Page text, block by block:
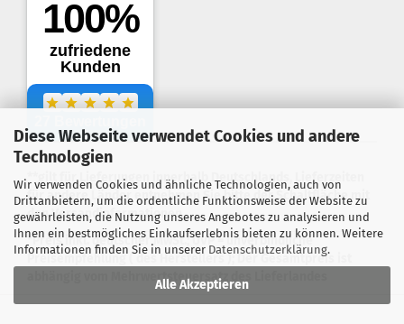
Diese Webseite verwendet Cookies und andere
Technologien
Wir verwenden Cookies und ähnliche Technologien, auch von
Drittanbietern, um die ordentliche Funktionsweise der Website zu
gewährleisten, die Nutzung unseres Angebotes zu analysieren und
Ihnen ein bestmögliches Einkaufserlebnis bieten zu können. Weitere
Informationen finden Sie in unserer Datenschutzerklärung.
Alle Akzeptieren
.
**gilt für Lieferungen innerhalb Deutschlands, Lieferzeiten
für andere Länder entnehmen Sie bitte der Schaltfläche mit
den Versandinformationen
*Preis inkl. deutscher MwSt.; UVP = unverbindliche
Preisempfehlung ( des Herstellers ); Der Gesamtpreis ist
abhängig vom Mehrwertsteuersatz des Lieferlandes